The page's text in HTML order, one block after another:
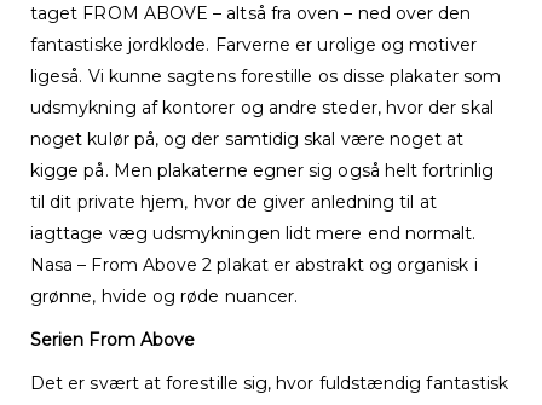
taget FROM ABOVE – altså fra oven – ned over den
fantastiske jordklode. Farverne er urolige og motiver
ligeså. Vi kunne sagtens forestille os disse plakater som
udsmykning af kontorer og andre steder, hvor der skal
noget kulør på, og der samtidig skal være noget at
kigge på. Men plakaterne egner sig også helt fortrinlig
til dit private hjem, hvor de giver anledning til at
iagttage væg udsmykningen lidt mere end normalt.
Nasa – From Above 2 plakat er abstrakt og organisk i
grønne, hvide og røde nuancer.
Serien From Above
Det er svært at forestille sig, hvor fuldstændig fantastisk